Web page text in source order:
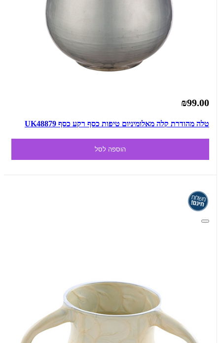
₪99.00
טלה מהודרת קלה מאלומיניום טיפות כסף רקע כסף UK48879
הוספה לסל